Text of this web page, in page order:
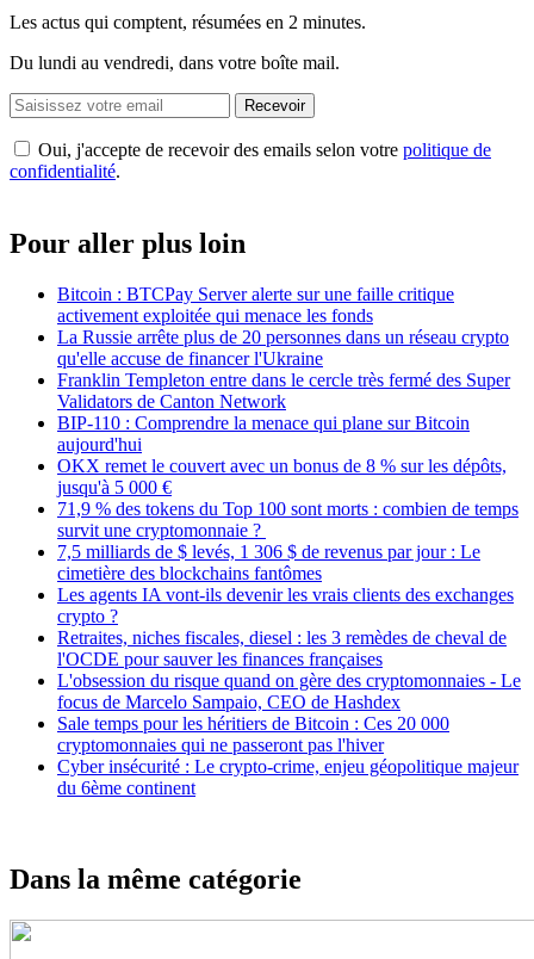
Les actus qui comptent, résumées en 2 minutes.
Du lundi au vendredi, dans votre boîte mail.
Recevoir
Oui, j'accepte de recevoir des emails selon votre politique de
confidentialité.
Pour aller plus loin
Bitcoin : BTCPay Server alerte sur une faille critique
activement exploitée qui menace les fonds
La Russie arrête plus de 20 personnes dans un réseau crypto
qu'elle accuse de financer l'Ukraine
Franklin Templeton entre dans le cercle très fermé des Super
Validators de Canton Network
BIP-110 : Comprendre la menace qui plane sur Bitcoin
aujourd'hui
OKX remet le couvert avec un bonus de 8 % sur les dépôts,
jusqu'à 5 000 €
71,9 % des tokens du Top 100 sont morts : combien de temps
survit une cryptomonnaie ?
7,5 milliards de $ levés, 1 306 $ de revenus par jour : Le
cimetière des blockchains fantômes
Les agents IA vont-ils devenir les vrais clients des exchanges
crypto ?
Retraites, niches fiscales, diesel : les 3 remèdes de cheval de
l'OCDE pour sauver les finances françaises
L'obsession du risque quand on gère des cryptomonnaies - Le
focus de Marcelo Sampaio, CEO de Hashdex
Sale temps pour les héritiers de Bitcoin : Ces 20 000
cryptomonnaies qui ne passeront pas l'hiver
Cyber insécurité : Le crypto-crime, enjeu géopolitique majeur
du 6ème continent
Dans la même catégorie